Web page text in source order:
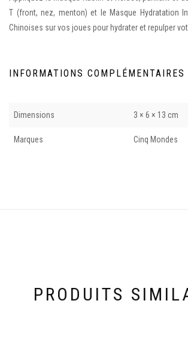
T (front, nez, menton) et le Masque Hydratation
Chinoises sur vos joues pour hydrater et repulper
INFORMATIONS COMPLÉMENTAIRES
Dimensions 3 × 6 × 13 cm
Marques Cinq Mondes
PRODUITS